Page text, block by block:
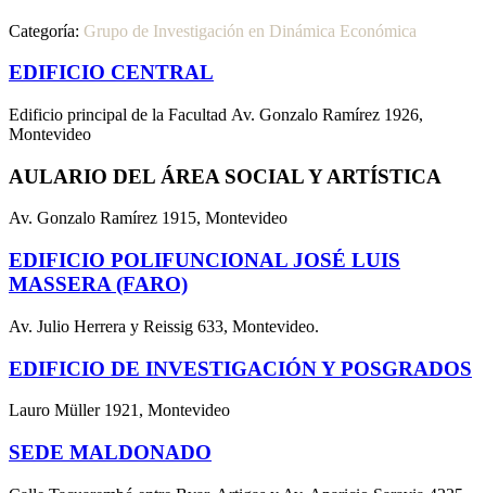
Categoría: Grupo de Investigación en Dinámica Económica
EDIFICIO CENTRAL
Edificio principal de la Facultad Av. Gonzalo Ramírez 1926,
Montevideo
AULARIO DEL ÁREA SOCIAL Y ARTÍSTICA
Av. Gonzalo Ramírez 1915, Montevideo
EDIFICIO POLIFUNCIONAL JOSÉ LUIS
MASSERA (FARO)
Av. Julio Herrera y Reissig 633, Montevideo.
EDIFICIO DE INVESTIGACIÓN Y POSGRADOS
Lauro Müller 1921, Montevideo
SEDE MALDONADO